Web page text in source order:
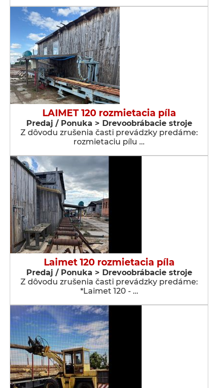
LAIMET 120 rozmietacia píla
Predaj / Ponuka > Drevoobrábacie stroje
Z dôvodu zrušenia časti prevádzky predáme:
rozmietaciu pílu …
Laimet 120 rozmietacia píla
Predaj / Ponuka > Drevoobrábacie stroje
Z dôvodu zrušenia časti prevádzky predáme:
*Laimet 120 - …